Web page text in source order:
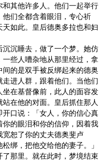
其他许多人。他们一起举行
们全都含着眼泪，专心祈
如此。皇后德奥多拉也和妇
沉睡去，做了一个梦。她仿
些人嘈杂地从那里经过，拿
的是双手被反绑起来的德奥
进人群，跟着他们。当他们
在基督像前，此人的面容发
在他的对面。皇后抓住那人
口说：「女人，你的信心真
的眼泪和你的信仰，因着我
恕了你的丈夫德奥斐卢
绑，把他交给他的妻子。」
那里。就在此时，梦境结束